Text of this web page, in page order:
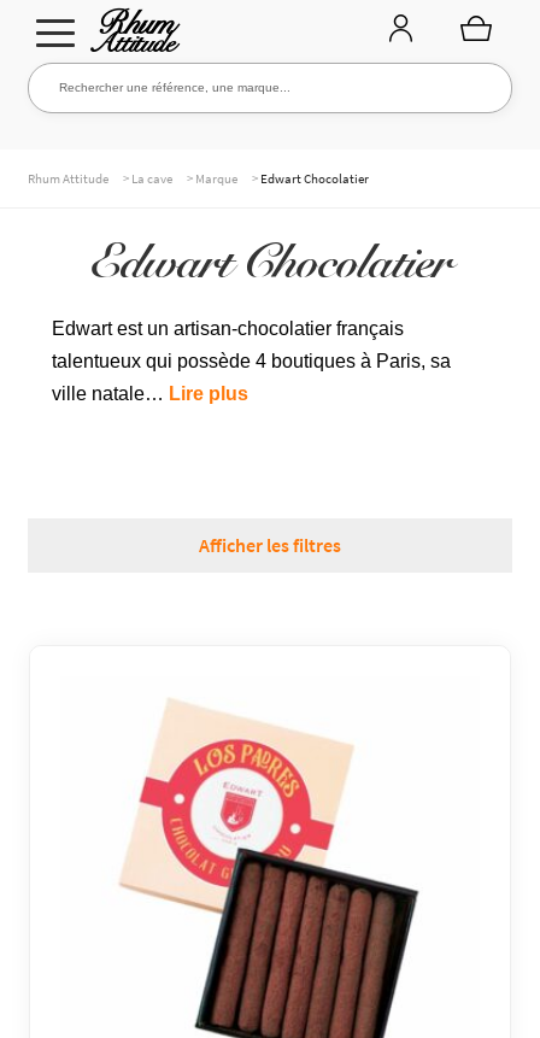
Aller
à
Aller
au
Rechercher une référence, une marque...
Rechercher
NOS RHUMS
WHISKIES & +
BOUTIQUE LOIRET
Rhum Attitude > La cave > Marque > Edwart Chocolatier
Edwart Chocolatier
Edwart est un artisan-chocolatier français
talentueux qui possède 4 boutiques à Paris, sa
ville natale… Lire plus
Afficher les filtres